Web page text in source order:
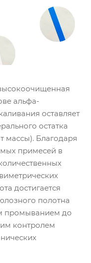
альфа-
оставляет
остатка
массы). Благодаря
примесей в
достигается
полотна
промыванием до
контролем